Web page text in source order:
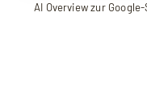
AI Overview zur